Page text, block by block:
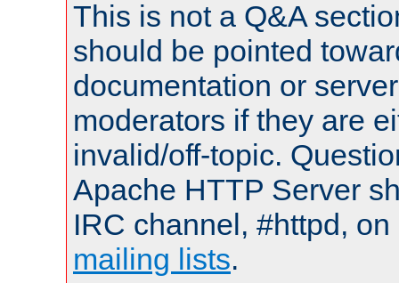
This is not a Q&A
should be pointed
documentation or
moderators if they are
invalid/off-topic.
Apache HTTP Server
IRC channel, #httpd,
mailing lists.